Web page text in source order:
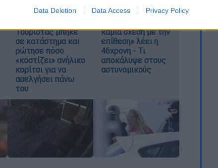
Data Deletion Data Access Privacy Policy
Τουρίστας μπήκε
σε κατάστημα και
ρώτησε πόσο
«κοστίζει» ανήλικο
κορίτσι για να
ασελγήσει πάνω
του
καμία σχέση με την
επίθεση» λέει η
46χρονη - Τι
αποκάλυψε στους
αστυνομικούς